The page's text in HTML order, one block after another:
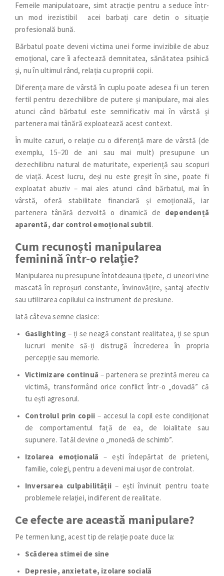
Femeile manipulatoare, simt atracție pentru a seduce într-
un mod irezistibil acei barbați care detin o situație
profesională bună.
Bărbatul poate deveni victima unei forme invizibile de abuz
emoțional, care îi afectează demnitatea, sănătatea psihică
și, nu în ultimul rând, relația cu propriii copii.
Diferența mare de vârstă în cuplu poate adesea fi un teren
fertil pentru dezechilibre de putere și manipulare, mai ales
atunci când bărbatul este semnificativ mai în vârstă și
partenera mai tânără exploatează acest context.
În multe cazuri, o relație cu o diferență mare de vârstă (de
exemplu, 15–20 de ani sau mai mult) presupune un
dezechilibru natural de maturitate, experiență sau scopuri
de viață. Acest lucru, deși nu este greșit în sine, poate fi
exploatat abuziv – mai ales atunci când bărbatul, mai în
vârstă, oferă stabilitate financiară și emoțională, iar
partenera tânără dezvoltă o dinamică de dependență
aparentă, dar control emoțional subtil.
Cum recunoști manipularea
feminină într-o relație?
Manipularea nu presupune întotdeauna țipete, ci uneori vine
mascată în reproșuri constante, învinovățire, șantaj afectiv
sau utilizarea copilului ca instrument de presiune.
Iată câteva semne clasice:
Gaslighting – ți se neagă constant realitatea, ți se spun
lucruri menite să-ți distrugă încrederea în propria
percepție sau memorie.
Victimizare continuă – partenera se prezintă mereu ca
victimă, transformând orice conflict într-o „dovadă” că
tu ești agresorul.
Controlul prin copii – accesul la copil este condiționat
de comportamentul față de ea, de loialitate sau
supunere. Tatăl devine o „monedă de schimb”.
Izolarea emoțională – ești îndepărtat de prieteni,
familie, colegi, pentru a deveni mai ușor de controlat.
Inversarea culpabilității – ești învinuit pentru toate
problemele relației, indiferent de realitate.
Ce efecte are această manipulare?
Pe termen lung, acest tip de relație poate duce la:
Scăderea stimei de sine
Depresie, anxietate, izolare socială